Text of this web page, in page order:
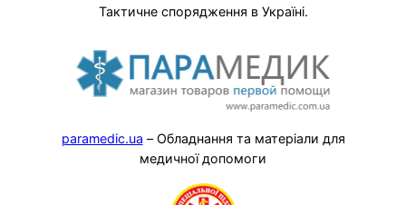
Тактичне спорядження в Україні.
paramedic.ua – Обладнання та матеріали для
медичної допомоги